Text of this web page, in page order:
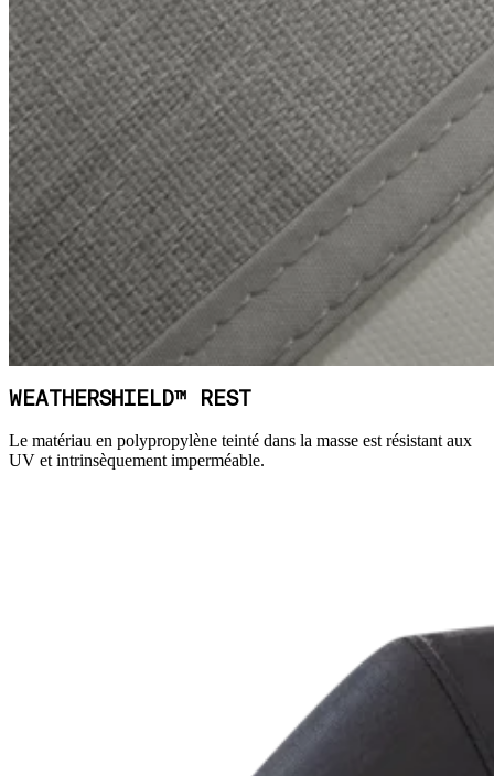
WEATHERSHIELD™ REST
Le matériau en polypropylène teinté dans la masse est résistant aux
UV et intrinsèquement imperméable.